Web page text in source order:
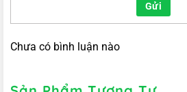
Gửi
Chưa có bình luận nào